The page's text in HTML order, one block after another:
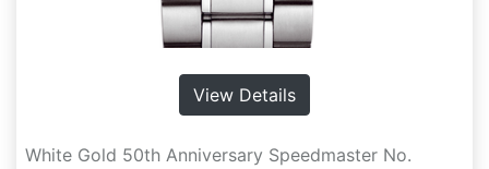
View Details
White Gold 50th Anniversary Speedmaster No.